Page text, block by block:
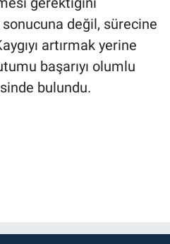
değil, sürecine
artırmak yerine
başarıyı olumlu
bulundu.